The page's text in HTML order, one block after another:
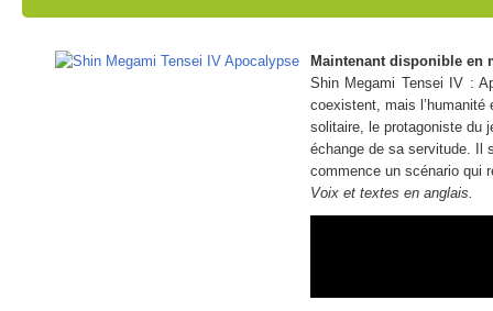
Maintenant disponible en
Shin Megami Tensei IV :
coexistent, mais l’humanité
solitaire, le protagoniste du
échange de sa servitude. Il
commence un scénario qui
Voix et textes en anglais.